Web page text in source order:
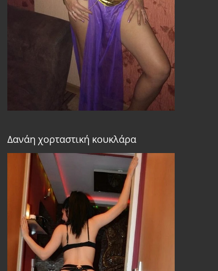
Δανάη χορταστική κουκλάρα